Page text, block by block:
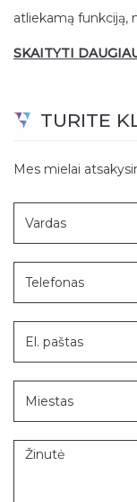
atliekamą funkciją,
SKAITYTI
TURITE
Mes mielai